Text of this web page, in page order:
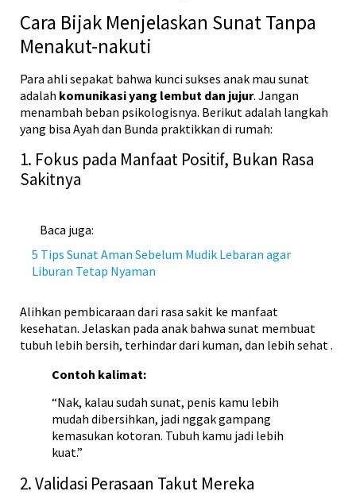
Cara Bijak Menjelaskan Sunat Tanpa
Menakut-nakuti
Para ahli sepakat bahwa kunci sukses anak mau sunat
adalah komunikasi yang lembut dan jujur. Jangan
menambah beban psikologisnya. Berikut adalah langkah
yang bisa Ayah dan Bunda praktikkan di rumah:
1. Fokus pada Manfaat Positif, Bukan Rasa
Sakitnya
Baca juga:
5 Tips Sunat Aman Sebelum Mudik Lebaran agar
Liburan Tetap Nyaman
Alihkan pembicaraan dari rasa sakit ke manfaat
kesehatan. Jelaskan pada anak bahwa sunat membuat
tubuh lebih bersih, terhindar dari kuman, dan lebih sehat .
Contoh kalimat:
“Nak, kalau sudah sunat, penis kamu lebih
mudah dibersihkan, jadi nggak gampang
kemasukan kotoran. Tubuh kamu jadi lebih
kuat.”
2. Validasi Perasaan Takut Mereka